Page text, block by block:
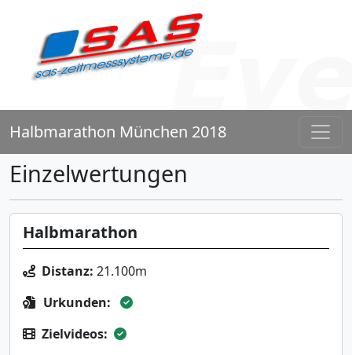
Halbmarathon München 2018
Einzelwertungen
Halbmarathon
Distanz: 21.100m
Urkunden:
Zielvideos: